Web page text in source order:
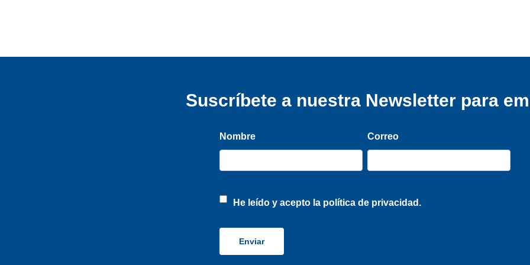
Suscríbete a nuestra Newsletter para
Nombre Correo
He leído y acepto la política de privacidad.